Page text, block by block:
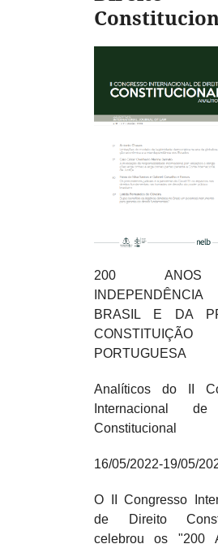
200
BRASIL E DA
CONSTITUIÇÃO
PORTUGUESA
Analíticos do II
Internacional
Constitucional
16/05/2022-19/05/
O II Congresso
de Direito
celebrou os "200